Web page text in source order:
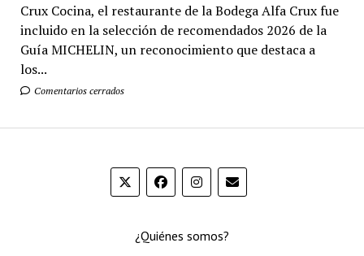
Crux Cocina, el restaurante de la Bodega Alfa Crux fue
incluido en la selección de recomendados 2026 de la
Guía MICHELIN, un reconocimiento que destaca a
los...
Comentarios cerrados
¿Quiénes somos?